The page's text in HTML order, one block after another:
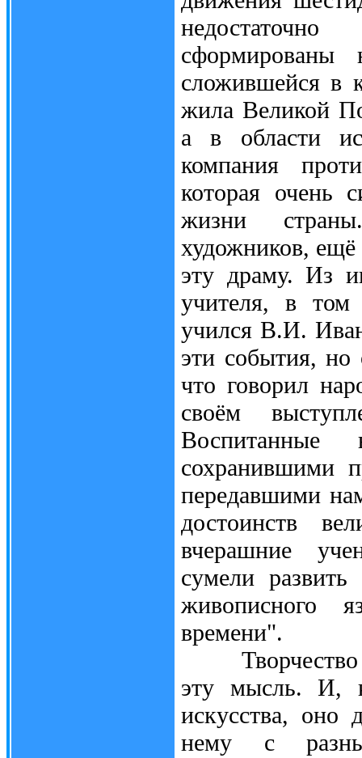
сформированы
сложившейся в
жила Великой
а в области
компания
которая очень
жизни
художников, ещё
эту драму. Из
учителя, в
учился В.И.
эти события,
что говорил
своём
сохранившими
передавшими
достоинств
вчерашние
сумели
живописного
времени".
Творчество
эту мысль. И,
искусства, оно
нему с